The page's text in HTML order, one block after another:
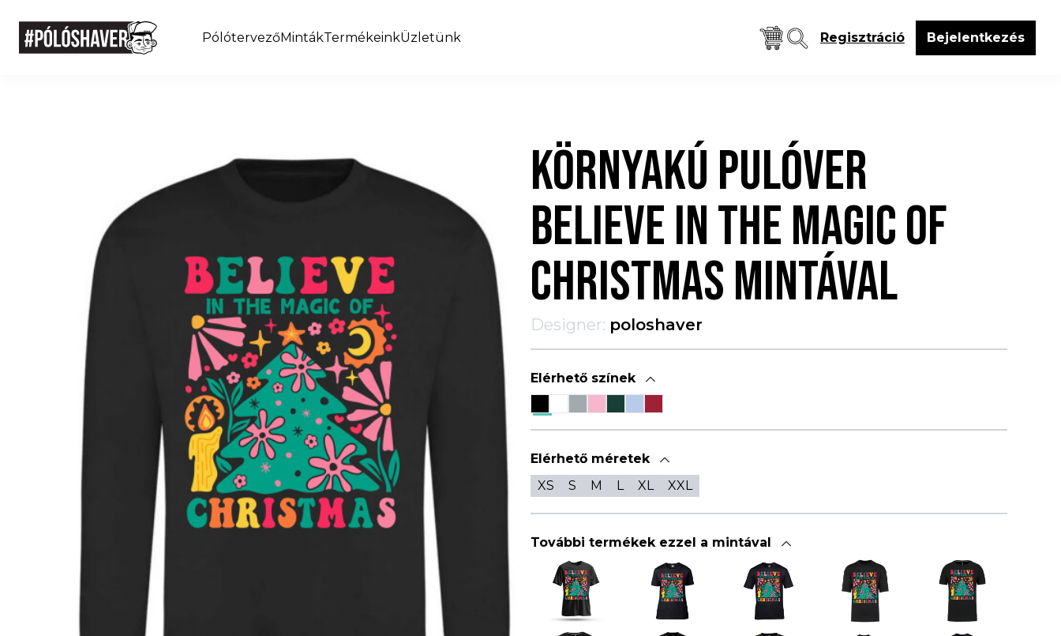
PólótervezőMintákTermékeinkÜzletünk Regisztráció Bejelentkezés
KÖRNYAKÚ PULÓVER
BELIEVE IN THE MAGIC OF
CHRISTMAS MINTÁVAL
Designer: poloshaver
Elérhető színek
Elérhető méretek
XS
S M L XL XXL
További termékek ezzel a mintával